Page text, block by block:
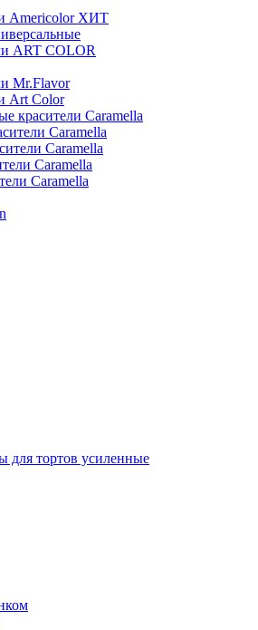
Americolor ХИТ
ART COLOR
Mr.Flavor
Art Color
красители Caramella
Caramella
Caramella
Caramella
Caramella
тортов усиленные